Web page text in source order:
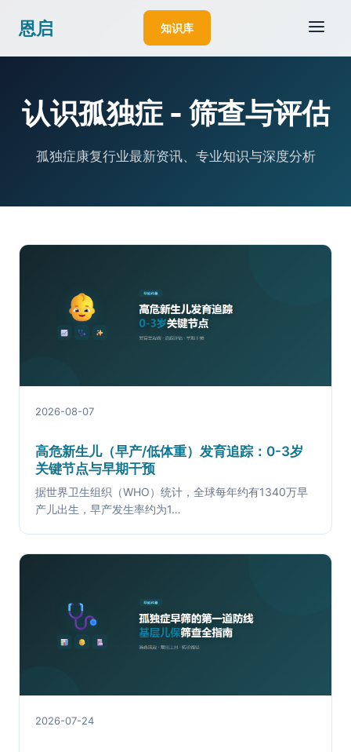
恩启 知识库
认识孤独症 - 筛查与评估
孤独症康复行业最新资讯、专业知识与深度分析
2026-08-07
高危新生儿（早产/低体重）发育追踪：0-3岁
关键节点与早期干预
据世界卫生组织（WHO）统计，全球每年约有1340万早
产儿出生，早产发生率约为1…
2026-07-24